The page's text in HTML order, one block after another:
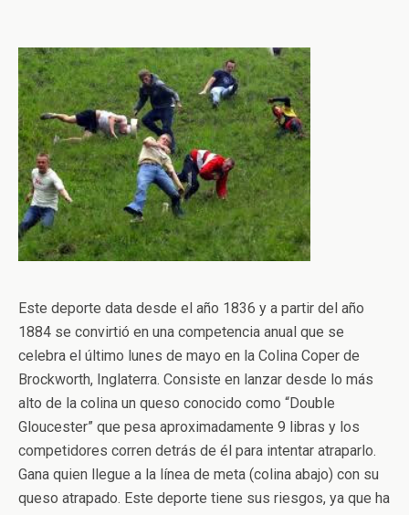
Este deporte data desde el año 1836 y a partir del año
1884 se convirtió en una competencia anual que se
celebra el último lunes de mayo en la Colina Coper de
Brockworth, Inglaterra. Consiste en lanzar desde lo más
alto de la colina un queso conocido como “Double
Gloucester” que pesa aproximadamente 9 libras y los
competidores corren detrás de él para intentar atraparlo.
Gana quien llegue a la línea de meta (colina abajo) con su
queso atrapado. Este deporte tiene sus riesgos, ya que ha